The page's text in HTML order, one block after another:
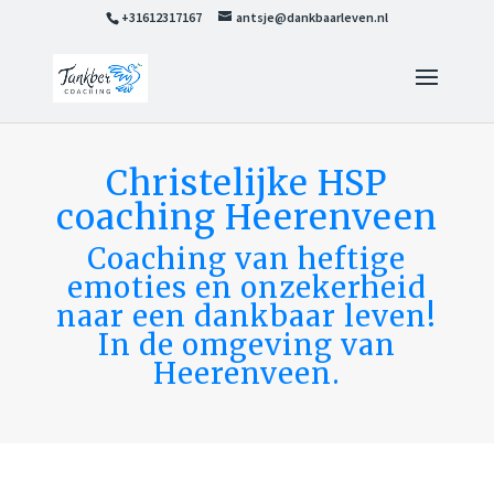
+31612317167 antsje@dankbaarleven.nl
Christelijke HSP
coaching Heerenveen
Coaching van heftige
emoties en onzekerheid
naar een dankbaar leven!
In de omgeving van
Heerenveen.